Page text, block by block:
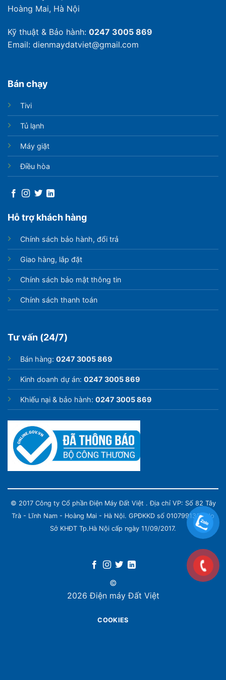
Hoàng Mai, Hà Nội
Kỹ thuật & Bảo hành: 0247 3005 869
Email: dienmaydatviet@gmail.com
Bán chạy
Tivi
Tủ lạnh
Máy giặt
Điều hòa
Hỗ trợ khách hàng
Chính sách bảo hành, đổi trả
Giao hàng, lắp đặt
Chính sách bảo mật thông tin
Chính sách thanh toán
Tư vấn (24/7)
Bán hàng: 0247 3005 869
Kinh doanh dự án: 0247 3005 869
Khiếu nại & bảo hành: 0247 3005 869
© 2017 Công ty Cổ phần Điện Máy Đất Việt . Địa chỉ VP: Số 82 Tây
Trà - Lĩnh Nam - Hoàng Mai - Hà Nội. GPĐKKD số 0107991339 do
Sở KHĐT Tp.Hà Nội cấp ngày 11/09/2017.
©
2026 Điện máy Đất Việt
COOKIES